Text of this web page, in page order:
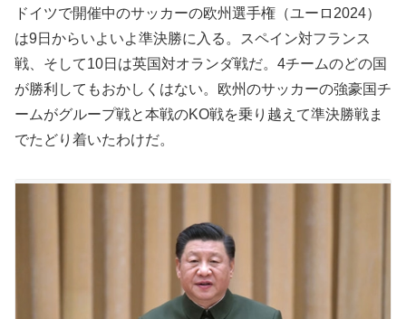
ドイツで開催中のサッカーの欧州選手権（ユーロ2024）
は9日からいよいよ準決勝に入る。スペイン対フランス
戦、そして10日は英国対オランダ戦だ。4チームのどの国
が勝利してもおかしくはない。欧州のサッカーの強豪国チ
ームがグループ戦と本戦のKO戦を乗り越えて準決勝戦ま
でたどり着いたわけだ。